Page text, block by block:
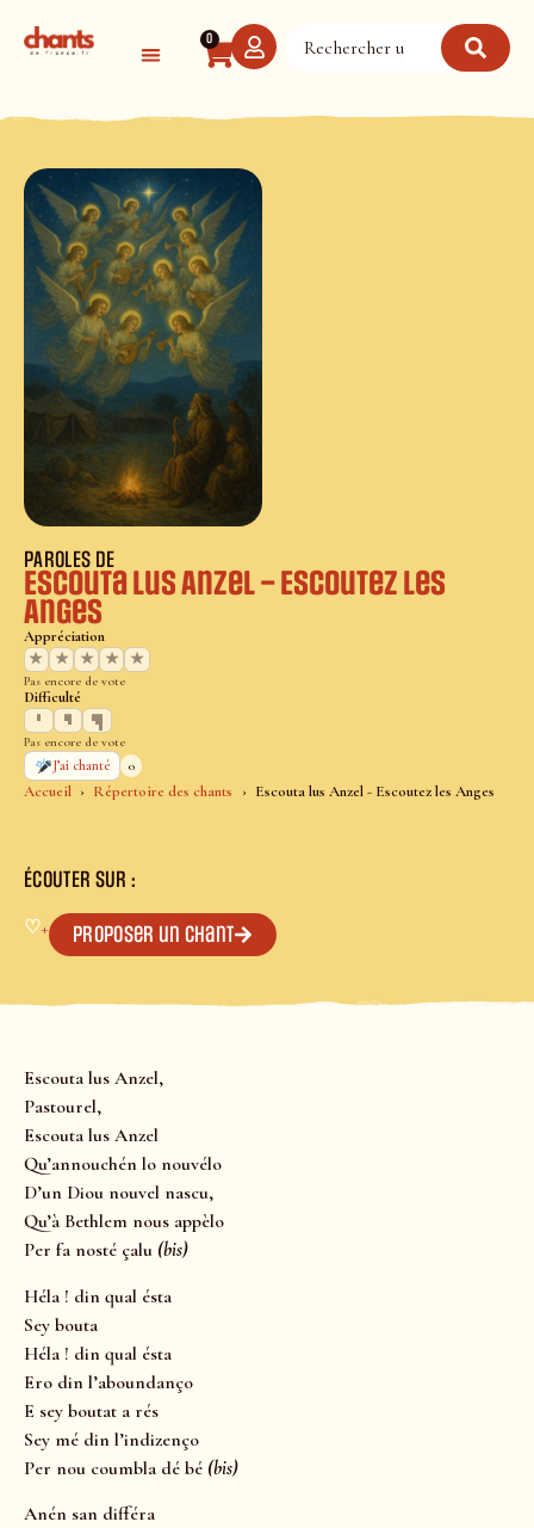
0
Accueil Répertoire des chants Escouta lus Anzel - Escoutez les Anges
PAROLES DE
Escouta lus Anzel – Escoutez les
Anges
Appréciation
★
★ ★ ★ ★
Pas encore de vote
Difficulté
Pas encore de vote
J’ai chanté
0
ÉCOUTER SUR :
♡+ Proposer un chant
Escouta lus Anzel,
Pastourel,
Escouta lus Anzel
Qu’annouchén lo nouvélo
D’un Diou nouvel nascu,
Qu’à Bethlem nous appèlo
Per fa nosté çalu (bis)
Héla ! din qual ésta
Sey bouta
Héla ! din qual ésta
Ero din l’aboundanço
E sey boutat a rés
Sey mé din l’indizenço
Per nou coumbla dé bé (bis)
Anén san différa